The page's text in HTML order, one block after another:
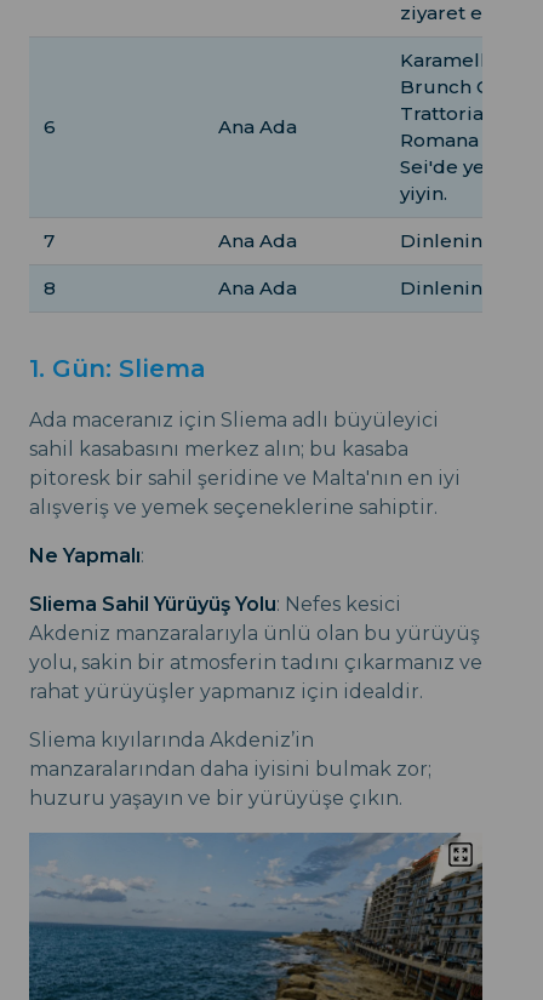
ziyaret edin.
6 Ana Ada
Karamelli
Brunch Cafe,
Trattoria
Romana Zero
Sei'de yemek
yiyin.
7 Ana Ada Dinlenin.
8 Ana Ada Dinlenin,
1. Gün: Sliema
Ada maceranız için Sliema adlı büyüleyici
sahil kasabasını merkez alın; bu kasaba
pitoresk bir sahil şeridine ve Malta'nın en iyi
alışveriş ve yemek seçeneklerine sahiptir.
Ne Yapmalı:
Sliema Sahil Yürüyüş Yolu: Nefes kesici
Akdeniz manzaralarıyla ünlü olan bu yürüyüş
yolu, sakin bir atmosferin tadını çıkarmanız ve
rahat yürüyüşler yapmanız için idealdir.
Sliema kıyılarında Akdeniz’in
manzaralarından daha iyisini bulmak zor;
huzuru yaşayın ve bir yürüyüşe çıkın.